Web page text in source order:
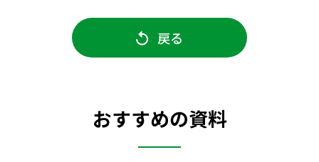
戻る
おすすめの資料